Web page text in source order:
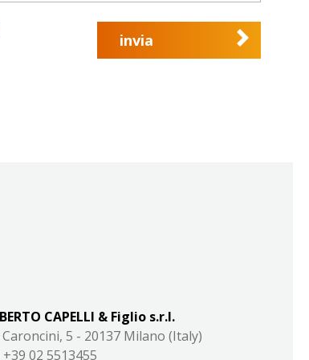
invia
CAPELLI & Figlio s.r.l.
Caroncini, 5 - 20137 Milano (Italy)
02 5513455